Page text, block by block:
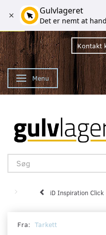
Kontakt
Skifte navigation
Menu
iD Inspiration Click
Fra: Tarkett
Gulvlageret
Det er nemt at